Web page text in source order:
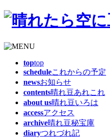
toptop
scheduleこれからの予定
newsお知らせ
contents晴れ豆あれこれ
about us晴れ豆いろは
accessアクセス
archive晴れ豆秘宝庫
diaryつれづれ記